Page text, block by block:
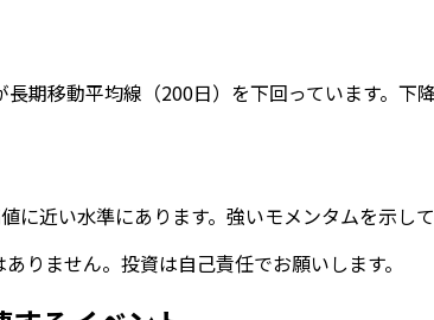
期移動平均線（200日）を下回っています。下
に近い水準にあります。強いモメンタムを示し
りません。投資は自己責任でお願いします。